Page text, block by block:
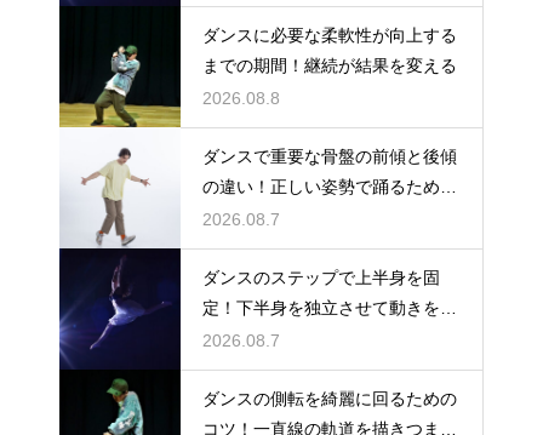
ダンスに必要な柔軟性が向上する
までの期間！継続が結果を変える
2026.08.8
ダンスで重要な骨盤の前傾と後傾
の違い！正しい姿勢で踊るための
鍵
2026.08.7
ダンスのステップで上半身を固
定！下半身を独立させて動きを際
立たせる
2026.08.7
ダンスの側転を綺麗に回るための
コツ！一直線の軌道を描きつま先